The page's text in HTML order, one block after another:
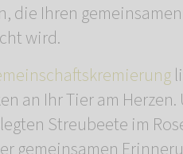
die Ihren
wird.
an Ihr Tier am Herzen.
Streubeete im